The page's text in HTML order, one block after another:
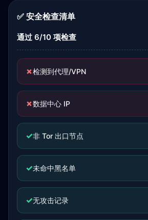
✅ 安全检查清单
通过 6/10 项检查
✗检测到代理/VPN
✗数据中心 IP
✓非 Tor 出口节点
✓未命中黑名单
✓无攻击记录